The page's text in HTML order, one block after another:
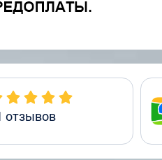
отзывов